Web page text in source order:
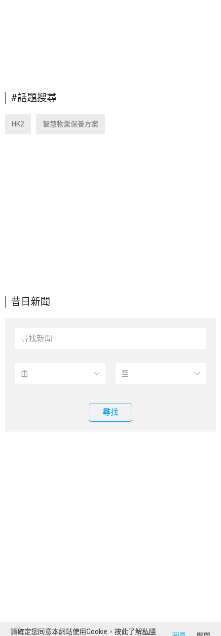
昔日新聞
尋找
#話題搜尋
HK2 智慧物業保養方案
請確定您同意本網站使用Cookie，按此了解私隱